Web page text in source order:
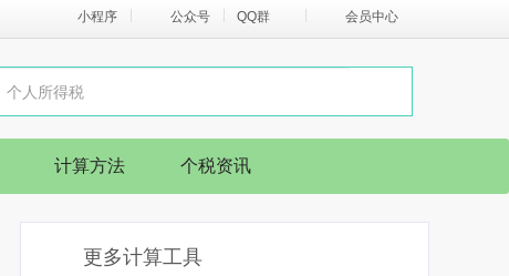
小程序 公众号 QQ群 会员中心
计算方法 个税资讯
更多计算工具